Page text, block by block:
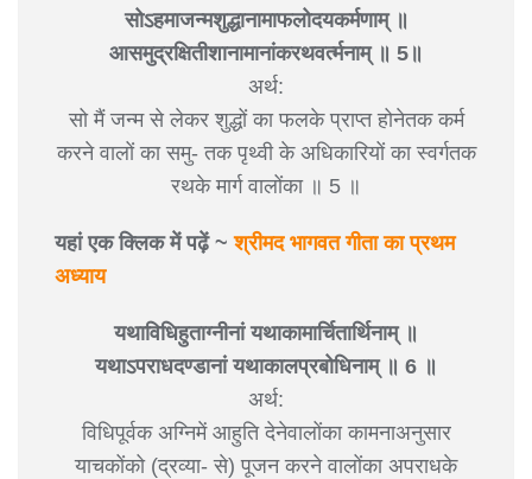
सोऽहमाजन्मशुद्धानामाफलोदयकर्मणाम् ॥
आसमुद्रक्षितीशानामानांकरथवर्त्मनाम् ॥ 5॥
अर्थ:
सो मैं जन्म से लेकर शुद्धों का फलके प्राप्त होनेतक कर्म
करने वालों का समु- तक पृथ्वी के अधिकारियों का स्वर्गतक
रथके मार्ग वालोंका ॥ 5 ॥
यहां एक क्लिक में पढ़ें ~श्रीमद भागवत गीता का प्रथम
अध्याय
यथाविधिहुताग्नीनां यथाकामार्चितार्थिनाम् ॥
यथाऽपराधदण्डानां यथाकालप्रबोधिनाम् ॥ 6 ॥
अर्थ:
विधिपूर्वक अग्निमें आहुति देनेवालोंका कामनाअनुसार
याचकोंको (द्रव्या- से) पूजन करने वालोंका अपराधके